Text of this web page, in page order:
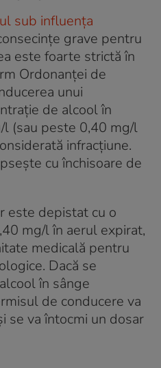
sub influența
grave pentru
este foarte strictă în
Ordonanței de
unui
de alcool în
(sau peste 0,40 mg/l
infracțiune.
cu închisoare de
este depistat cu o
mg/l în aerul expirat,
medicală pentru
Dacă se
în sânge
de conducere va
se va întocmi un dosar